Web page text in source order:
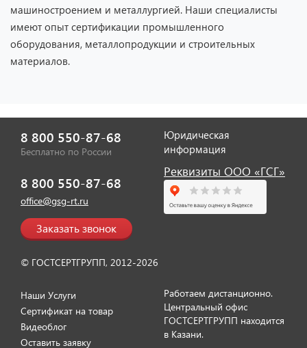
"Сабирова Ольга".
машиностроением и металлургией. Наши специалисты
имеют опыт сертификации промышленного
оборудования, металлопродукции и строительных
материалов.
8 800 550-87-68
Бесплатно по России
8 800 550-87-68
office@gsg-rt.ru
Заказать звонок
© ГОСТСЕРТГРУПП, 2012-2026
Юридическая
информация
Реквизиты ООО «ГСГ»
Наши Услуги
Сертификат на товар
Видеоблог
Оставить заявку
Работаем дистанционно.
Центральный офис
ГОСТСЕРТГРУПП находится
в Казани.